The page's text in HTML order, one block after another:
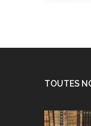
TOUTES